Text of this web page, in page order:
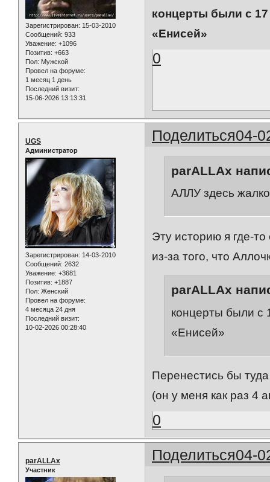
Зарегистрирован: 15-03-2010
Сообщений: 933
Уважение: +1096
Позитив: +663
Пол: Мужской
Провел на форуме:
1 месяц 1 день
Последний визит:
15-06-2026 13:13:31
концерты были с
«Енисей»
0
Поделиться04-
UGS
Администратор
Зарегистрирован: 14-03-2010
Сообщений: 2632
Уважение: +3681
Позитив: +1887
Пол: Женский
Провел на форуме:
4 месяца 24 дня
Последний визит:
10-02-2026 00:28:40
parALLAx
АЛЛУ здесь
Эту историю я где-
из-за того, что
parALLAx
концерты были с
«Енисей»
Перенестись бы
(он у меня как раз 4
0
Поделиться04-
parALLAx
Участник